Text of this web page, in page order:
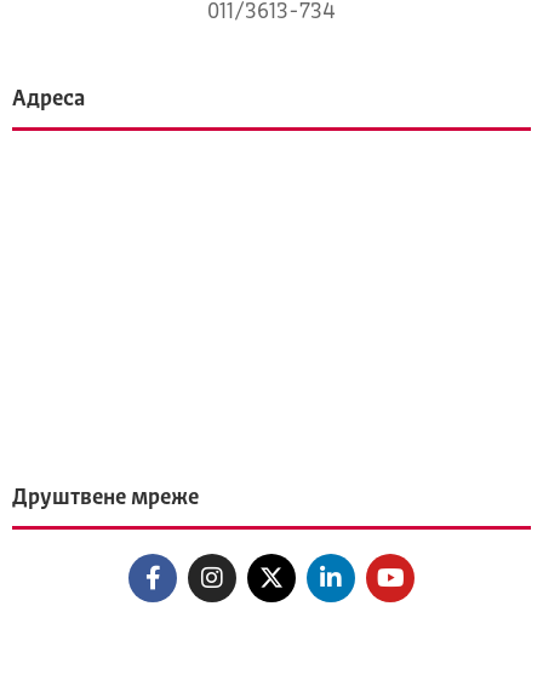
011/3613-734
Адреса
Друштвене мреже